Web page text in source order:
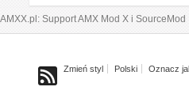
AMXX.pl: Support AMX Mod X i SourceMod
Zmień styl Polski Oznacz